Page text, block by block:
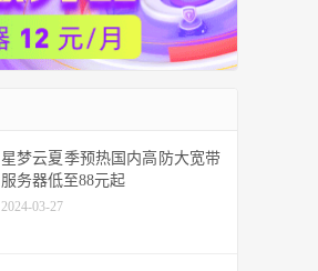
星梦云夏季预热国内高防大宽带
服务器低至88元起
2024-03-27